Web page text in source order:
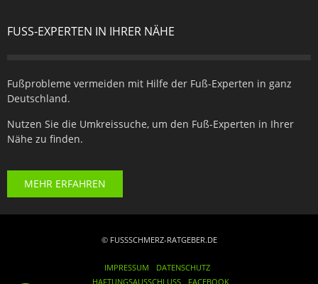
FUSS-EXPERTEN IN IHRER NÄHE
Fußprobleme vermeiden mit Hilfe der Fuß-Experten in ganz
Deutschland.
Nutzen Sie die Umkreissuche, um den Fuß-Experten in Ihrer
Nähe zu finden.
MEHR ERFAHREN
© FUSSSCHMERZ-RATGEBER.DE
IMPRESSUM
DATENSCHUTZ
HAFTUNGSAUSSCHLUSS
FACEBOOK